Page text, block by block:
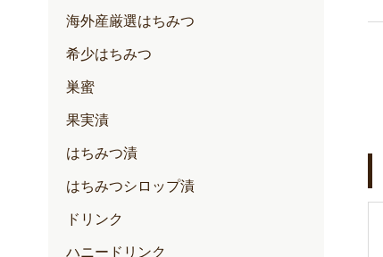
4月
5月
6月
7月
海外産厳選はちみつ
希少はちみつ
巣蜜
果実漬
はちみつ漬
はちみつシロップ漬
ドリンク
ハニードリンク